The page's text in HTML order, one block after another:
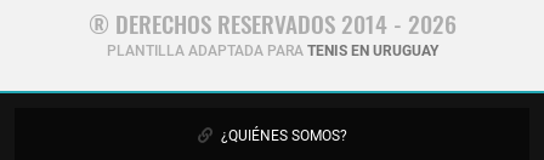
® DERECHOS RESERVADOS 2014 - 2026
PLANTILLA ADAPTADA PARA TENIS EN URUGUAY
¿QUIÉNES SOMOS?